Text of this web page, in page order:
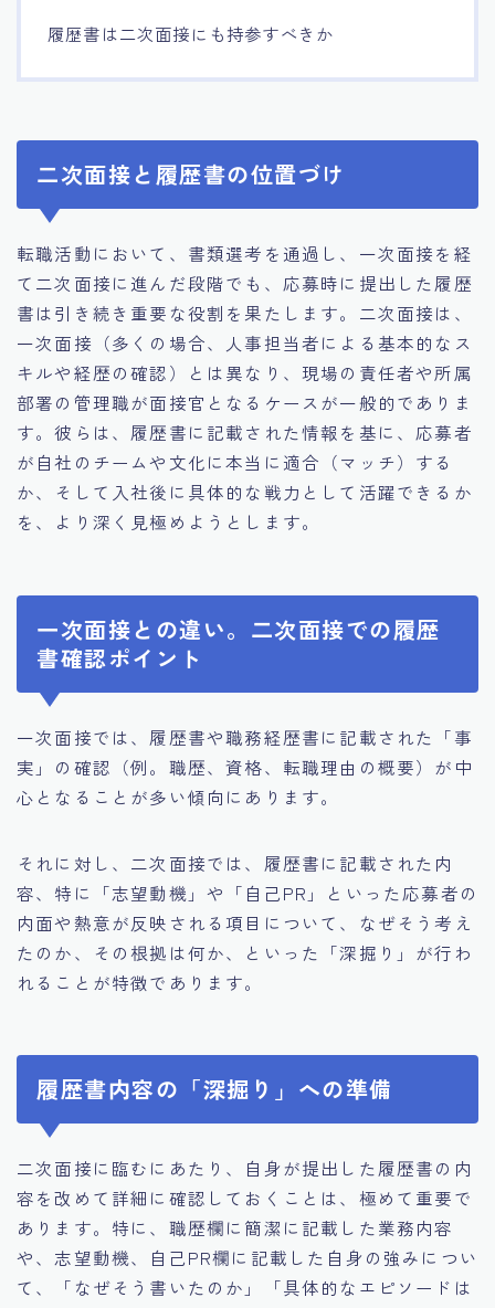
履歴書は二次面接にも持参すべきか
二次面接と履歴書の位置づけ
転職活動において、書類選考を通過し、一次面接を経
て二次面接に進んだ段階でも、応募時に提出した履歴
書は引き続き重要な役割を果たします。二次面接は、
一次面接（多くの場合、人事担当者による基本的なス
キルや経歴の確認）とは異なり、現場の責任者や所属
部署の管理職が面接官となるケースが一般的でありま
す。彼らは、履歴書に記載された情報を基に、応募者
が自社のチームや文化に本当に適合（マッチ）する
か、そして入社後に具体的な戦力として活躍できるか
を、より深く見極めようとします。
一次面接との違い。二次面接での履歴
書確認ポイント
一次面接では、履歴書や職務経歴書に記載された「事
実」の確認（例。職歴、資格、転職理由の概要）が中
心となることが多い傾向にあります。
それに対し、二次面接では、履歴書に記載された内
容、特に「志望動機」や「自己PR」といった応募者の
内面や熱意が反映される項目について、なぜそう考え
たのか、その根拠は何か、といった「深掘り」が行わ
れることが特徴であります。
履歴書内容の「深掘り」への準備
二次面接に臨むにあたり、自身が提出した履歴書の内
容を改めて詳細に確認しておくことは、極めて重要で
あります。特に、職歴欄に簡潔に記載した業務内容
や、志望動機、自己PR欄に記載した自身の強みについ
て、「なぜそう書いたのか」「具体的なエピソードは